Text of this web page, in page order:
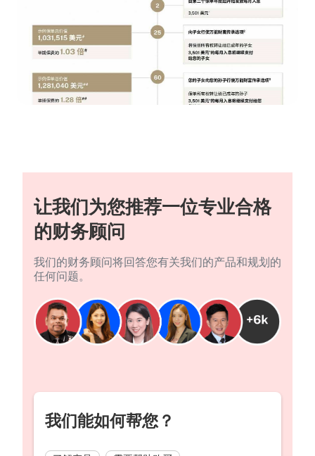
让我们为您推荐一位专业合格
的财务顾问
我们的财务顾问将回答您有关我们的产品和规划的
任何问题。
我们能如何帮您？